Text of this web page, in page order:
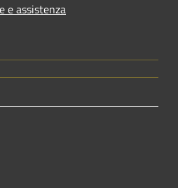
e assistenza